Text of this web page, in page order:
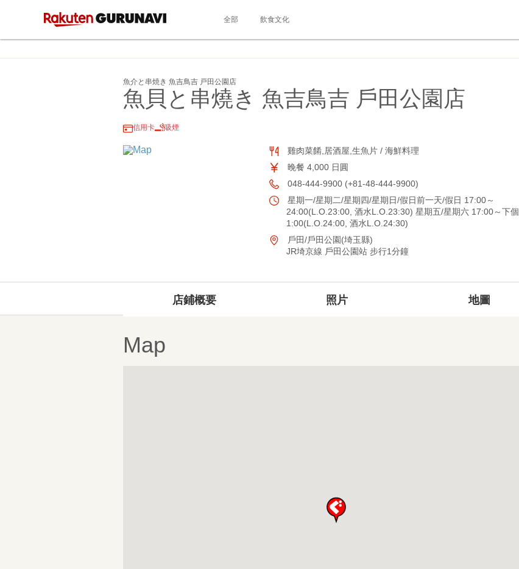
全部 飲食文化
魚介と串焼き 魚吉鳥吉 戸田公園店
魚貝と串燒き 魚吉鳥吉 戶田公園店
信用卡 吸煙
雞肉菜餚,居酒屋,生魚片 / 海鮮料理
晚餐 4,000 日圓
048-444-9900 (+81-48-444-9900)
星期一/星期二/星期四/星期日/假日前一天/假日 17:00～
24:00(L.O.23:00, 酒水L.O.23:30) 星期五/星期六 17:00～下個
1:00(L.O.24:00, 酒水L.O.24:30)
戶田/戶田公園(埼玉縣)
JR埼京線 戶田公園站 步行1分鐘
店鋪概要 照片 地圖
Map